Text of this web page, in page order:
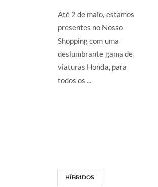
Até 2 de maio, estamos
presentes no Nosso
Shopping com uma
deslumbrante gama de
viaturas Honda, para
todos os ...
HÍBRIDOS